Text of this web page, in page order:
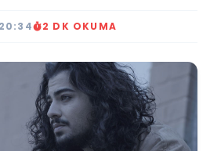
2 DK OKUMA